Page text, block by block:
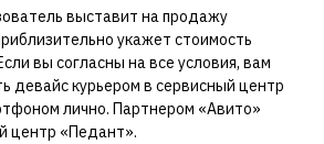
выставит на продажу
укажет стоимость
вы согласны на все условия, вам
девайс курьером в сервисный центр
лично. Партнером «Авито»
центр «Педант».